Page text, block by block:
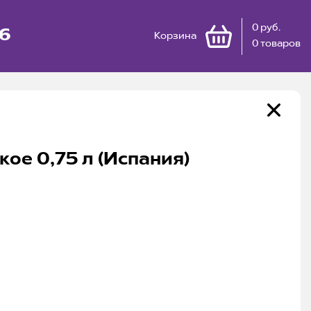
Корзина
0 руб.
0 товаров
0,75 л (Испания)